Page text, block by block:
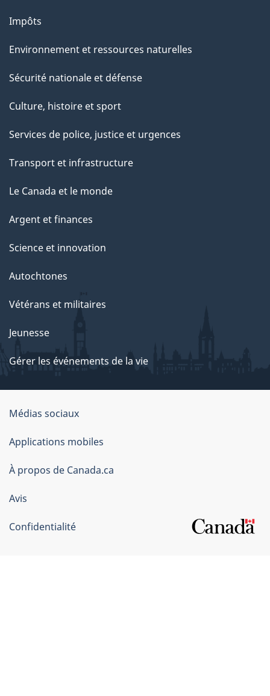
Impôts
Environnement et ressources naturelles
Sécurité nationale et défense
Culture, histoire et sport
Services de police, justice et urgences
Transport et infrastructure
Le Canada et le monde
Argent et finances
Science et innovation
Autochtones
Vétérans et militaires
Jeunesse
Gérer les événements de la vie
Organisation
du
gouvernement
du
Canada
Médias sociaux
Applications mobiles
À propos de Canada.ca
Avis
Confidentialité